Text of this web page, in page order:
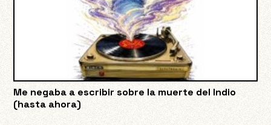
Me negaba a escribir sobre la muerte del Indio
(hasta ahora)